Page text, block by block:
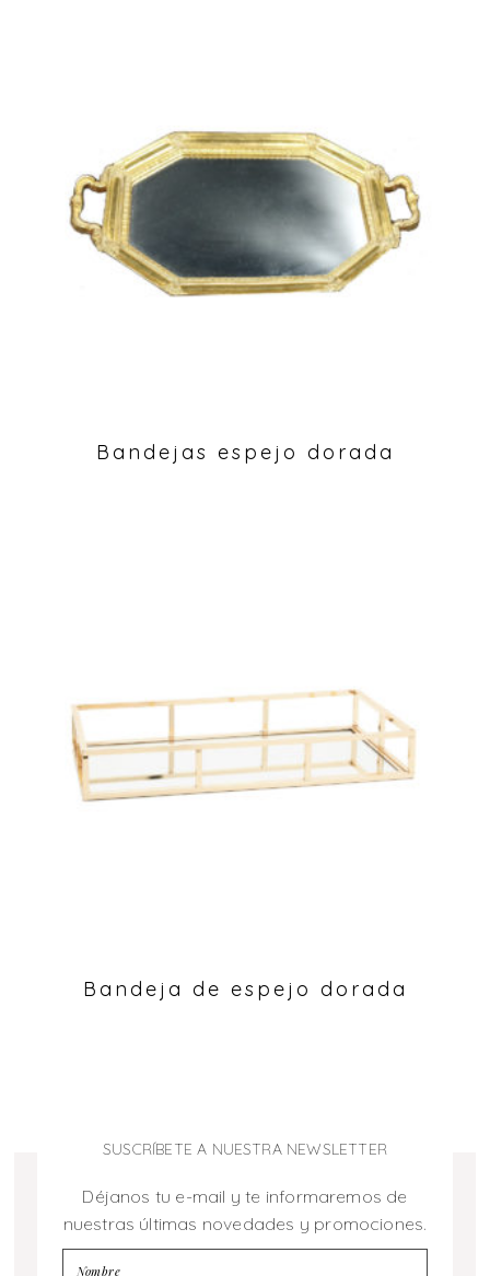
Bandejas espejo dorada
Bandeja de espejo dorada
SUSCRÍBETE A NUESTRA NEWSLETTER
Déjanos tu e-mail y te informaremos de
nuestras últimas novedades y promociones.